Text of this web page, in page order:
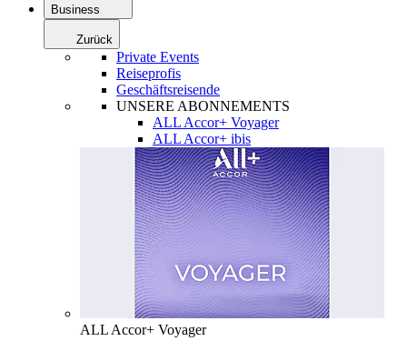
Business
Zurück
Private Events
Reiseprofis
Geschäftsreisende
UNSERE ABONNEMENTS
ALL Accor+ Voyager
ALL Accor+ ibis
ALL Accor+ Voyager